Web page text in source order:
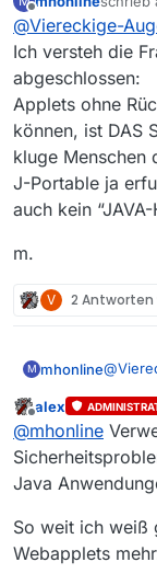
Offline zuletzt
@Viereckige-
Ich versteh die
abgeschlossen:
Applets ohne
können, ist DAS
kluge Menschen
J-Portable ja
auch kein “JAVA-
m.
V 2 Antworten
M mhonline@
m.
Offline
alex
@mhonline
Java
So weit ich weiß
Webapplets